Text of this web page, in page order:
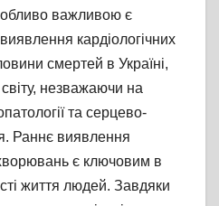
важливою є
кардіологічних
смертей в Україні,
незважаючи на
та серцево-
Раннє виявлення
є ключовим в
життя людей. Завдяки